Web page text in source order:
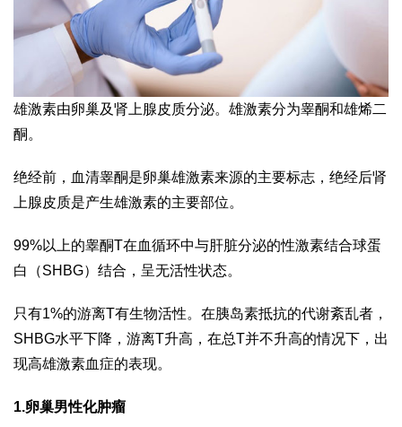
雄激素由卵巢及肾上腺皮质分泌。雄激素分为睾酮和雄烯二
酮。
绝经前，血清睾酮是卵巢雄激素来源的主要标志，绝经后肾
上腺皮质是产生雄激素的主要部位。
99%以上的睾酮T在血循环中与肝脏分泌的性激素结合球蛋
白（SHBG）结合，呈无活性状态。
只有1%的游离T有生物活性。在胰岛素抵抗的代谢紊乱者，
SHBG水平下降，游离T升高，在总T并不升高的情况下，出
现高雄激素血症的表现。
1.卵巢男性化肿瘤